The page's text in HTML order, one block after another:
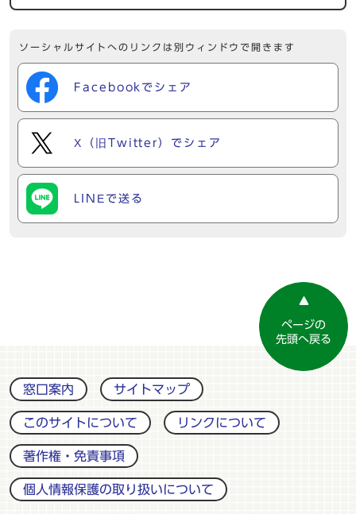
ソーシャルサイトへのリンクは別ウィンドウで開きます
Facebookでシェア
X（旧Twitter）でシェア
LINEで送る
ページの
先頭へ戻る
窓口案内 サイトマップ
このサイトについて リンクについて
著作権・免責事項
個人情報保護の取り扱いについて